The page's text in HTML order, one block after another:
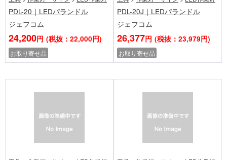
PDL-20｜LEDパランドル
ジェフコム
24,200円 (税抜：22,000円)
お取り寄せ品
PDL-20J｜LEDパランドル
ジェフコム
26,377円 (税抜：23,979円)
お取り寄せ品